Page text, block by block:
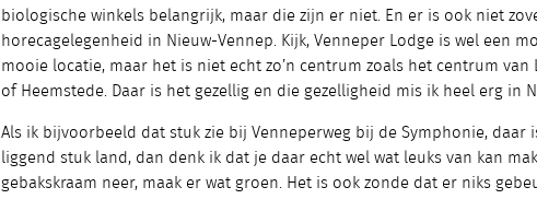
biologische winkels belangrijk, maar die zijn er niet. En er is ook niet
horecagelegenheid in Nieuw-Vennep. Kijk, Venneper Lodge is wel een
mooie locatie, maar het is niet echt zo’n centrum zoals het centrum van
of Heemstede. Daar is het gezellig en die gezelligheid mis ik heel erg in
Als ik bijvoorbeeld dat stuk zie bij Venneperweg bij de Symphonie, daar
liggend stuk land, dan denk ik dat je daar echt wel wat leuks van kan
gebakskraam neer, maak er wat groen. Het is ook zonde dat er niks